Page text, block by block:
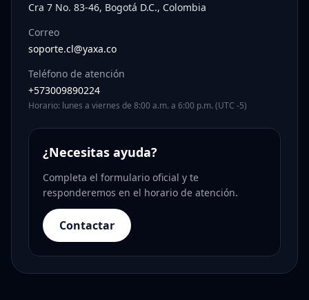
Cra 7 No. 83-46, Bogotá D.C., Colombia
Correo
soporte.cl@yaxa.co
Teléfono de atención
+573009890224
Horario: lunes a viernes de 8:00 a.m. a 6:00 p.m. (UTC -5)
¿Necesitas ayuda?
Completa el formulario oficial y te
responderemos en el horario de atención.
Contactar